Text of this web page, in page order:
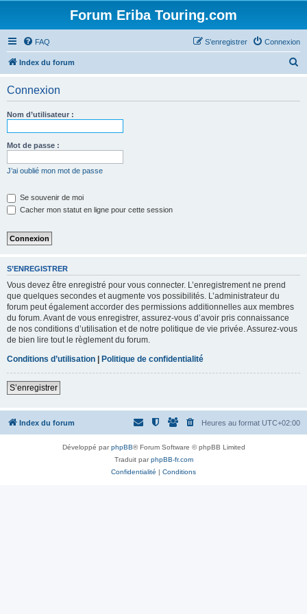
Forum Eriba Touring.com
FAQ Connexion
S’enregistrer
Index du forum
Connexion
Nom d’utilisateur :
Mot de passe :
J’ai oublié mon mot de passe
Se souvenir de moi
Cacher mon statut en ligne pour cette session
S’ENREGISTRER
Vous devez être enregistré pour vous connecter. L’enregistrement ne prend
que quelques secondes et augmente vos possibilités. L’administrateur du
forum peut également accorder des permissions additionnelles aux membres
du forum. Avant de vous enregistrer, assurez-vous d’avoir pris connaissance
de nos conditions d’utilisation et de notre politique de vie privée. Assurez-vous
de bien lire tout le règlement du forum.
Conditions d’utilisation | Politique de confidentialité
S’enregistrer
Index du forum Heures au format UTC+02:00
Développé parphpBB® Forum Software © phpBB Limited
Traduit parphpBB-fr.com
Confidentialité | Conditions